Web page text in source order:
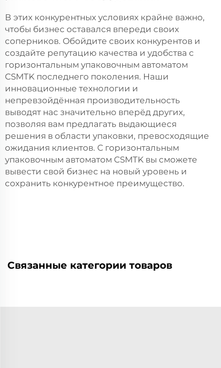
В этих конкурентных условиях крайне важно,
чтобы бизнес оставался впереди своих
соперников. Обойдите своих конкурентов и
создайте репутацию качества и удобства с
горизонтальным упаковочным автоматом
CSMTK последнего поколения. Наши
инновационные технологии и
непревзойдённая производительность
выводят нас значительно вперёд других,
позволяя вам предлагать выдающиеся
решения в области упаковки, превосходящие
ожидания клиентов. С горизонтальным
упаковочным автоматом CSMTK вы сможете
вывести свой бизнес на новый уровень и
сохранить конкурентное преимущество.
Связанные категории товаров